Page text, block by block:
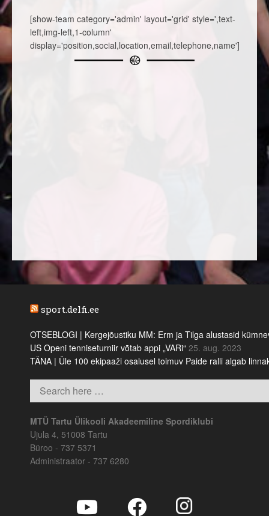
[show-team category='admin' layout='grid' style=',text-
left,img-left,1-column'
display='position,social,location,email,telephone,name']
sport.delfi.ee
OTSEBLOGI | Kergejõustiku MM: Erm ja Tilga alustasid
US Openi tenniseturniir võtab appi „VARi“ 25. aug. 2023
TÄNA | Üle 100 ekipaaži osalusel toimuv Paide ralli algab
MTÜ Tartu Ülikooli Akadeemiline Spordiklubi
Ujula 4, 51008 Tartu
Büroo - 737 5371
Administraator - 737 6280